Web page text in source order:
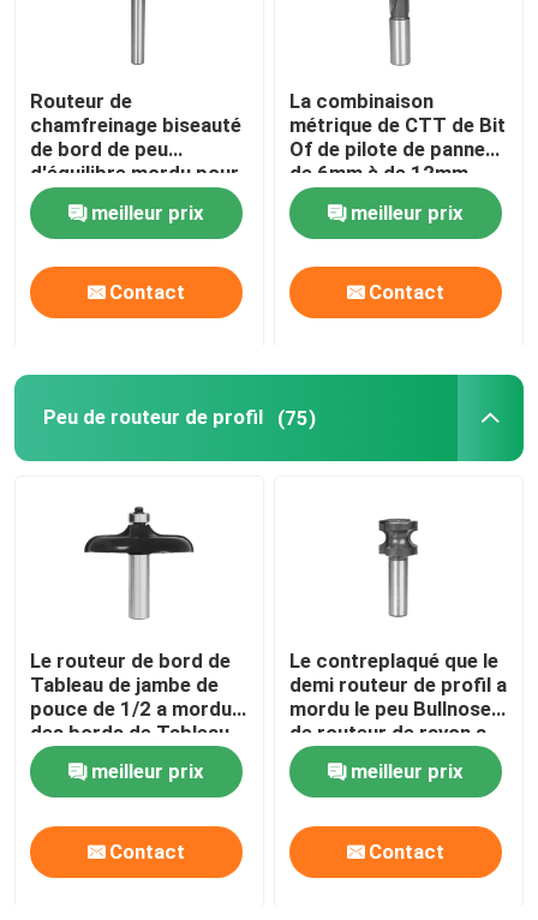
Forets ennuyeux
Foret étagé HSS
Fraise de HSS
Fraise annulaire
le trou incliné par carbure a vu
Routeur de
chamfreinage biseauté
de bord de peu
d'équilibre mordu pour
le placage et le
stratifiémeilleur prix
Contact
La combinaison
métrique de CTT de Bit
Of de pilote de panneau
de 6mm à de 12mm
perce et le peu de
routeur d'équilibre
meilleur prix
Contact
Peu de routeur de profil (75)
Le routeur de bord de
Tableau de jambe de
pouce de 1/2 a mordu
des bords de Tableau
de finition
meilleur prix
Contact
Le contreplaqué que le
demi routeur de profil a
mordu le peu Bullnose
de routeur de rayon a
entièrement arrondi le
bord
meilleur prix
Contact